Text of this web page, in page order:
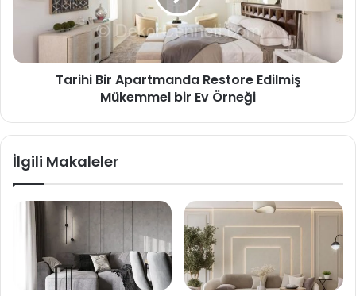
Tarihi Bir Apartmanda Restore Edilmiş
Mükemmel bir Ev Örneği
İlgili Makaleler